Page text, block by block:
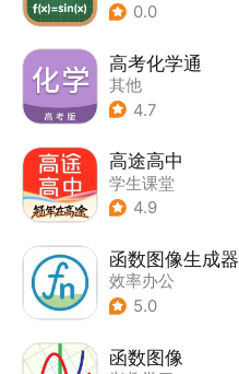
0.0
高考化学通
其他
4.7
高途高中
学生课堂
4.9
函数图像生成器
效率办公
5.0
函数图像